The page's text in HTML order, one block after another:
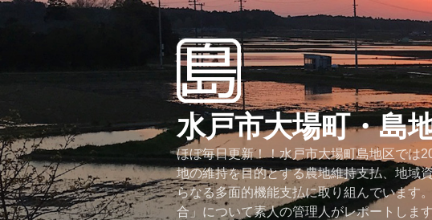
ス
キ
ッ
プ
水戸市大場町・島
ほぼ毎日更新！！水戸市大場町島地区では
地の維持を目的とする農地維持支払、地域
らなる多面的機能支払に取り組んでいます
合」について素人の管理人がレポートします